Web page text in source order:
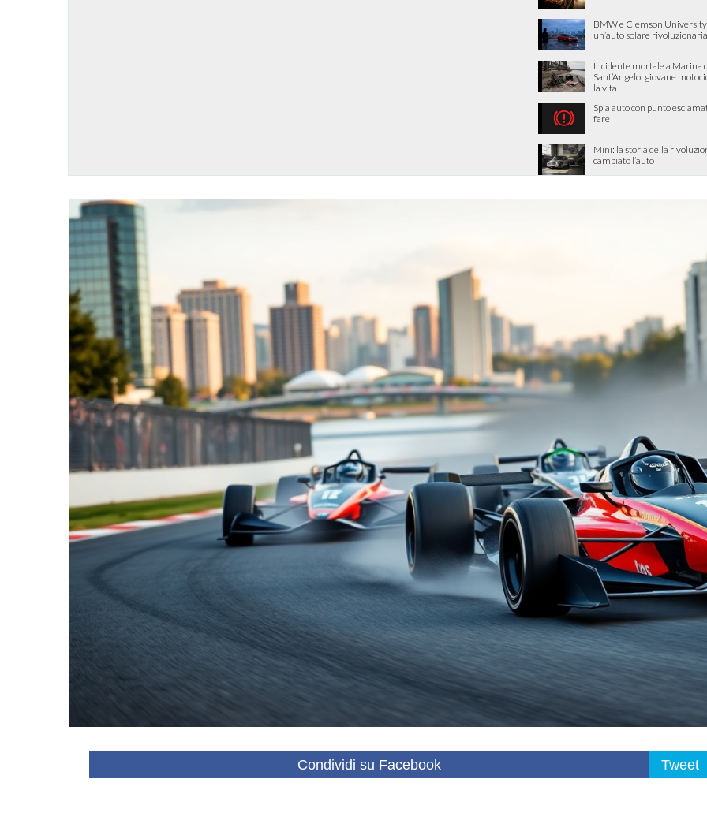
BMW e Clemson
un’auto solare rivoluzionaria
Incidente mortale a Marina
Sant’Angelo: giovane
la vita
Spia auto con punto
fare
Mini: la storia della
cambiato l’auto
Condividi su Facebook Tweet